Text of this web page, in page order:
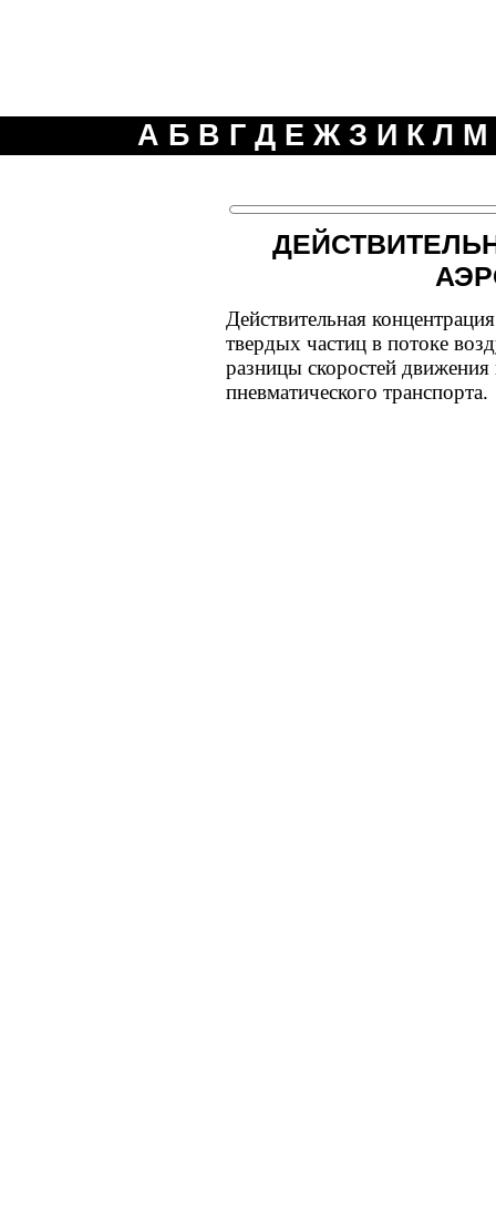
А Б В Г Д Е Ж З И К Л М
Действительная
твердых частиц в потоке
разницы скоростей движения
пневматического транспорта.